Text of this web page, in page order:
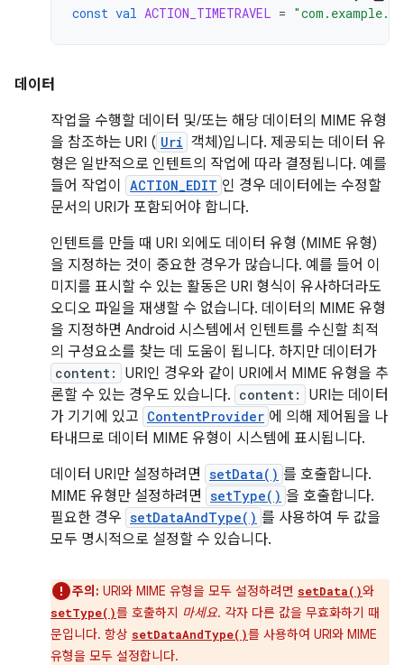
const val ACTION_TIMETRAVEL =
데이터
작업을 수행할 데이터 및/또는 해당 데이터의 MIME 유형
을 참조하는 URI ( Uri 객체)입니다. 제공되는 데이터 유
형은 일반적으로 인텐트의 작업에 따라 결정됩니다. 예를
들어 작업이
ACTION_EDIT 인 경우 데이터에는 수정할
문서의 URI가 포함되어야 합니다.
인텐트를 만들 때 URI 외에도 데이터 유형 (MIME 유형)
을 지정하는 것이 중요한 경우가 많습니다. 예를 들어 이
미지를 표시할 수 있는 활동은 URI 형식이 유사하더라도
오디오 파일을 재생할 수 없습니다. 데이터의 MIME 유형
을 지정하면 Android 시스템에서 인텐트를 수신할 최적
의 구성요소를 찾는 데 도움이 됩니다. 하지만 데이터가
content:
URI인 경우와 같이 URI에서 MIME 유형을 추
론할 수 있는 경우도 있습니다. content:
URI는 데이터
가 기기에 있고 ContentProvider 에 의해 제어됨을 나
타내므로 데이터 MIME 유형이 시스템에 표시됩니다.
데이터 URI만 설정하려면 setData() 를 호출합니다.
MIME 유형만 설정하려면 setType() 을 호출합니다.
필요한 경우 setDataAndType() 를 사용하여 두 값을
모두 명시적으로 설정할 수 있습니다.
주의: URI와 MIME 유형을 모두 설정하려면 setData()와
setType()를 호출하지 마세요. 각자 다른 값을 무효화하기 때
문입니다. 항상 setDataAndType()를 사용하여 URI와 MIME
유형을 모두 설정합니다.